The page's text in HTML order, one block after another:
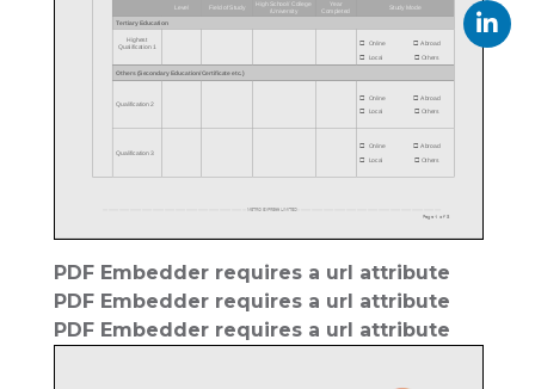
PDF Embedder requires a url attribute
PDF Embedder requires a url attribute
PDF Embedder requires a url attribute